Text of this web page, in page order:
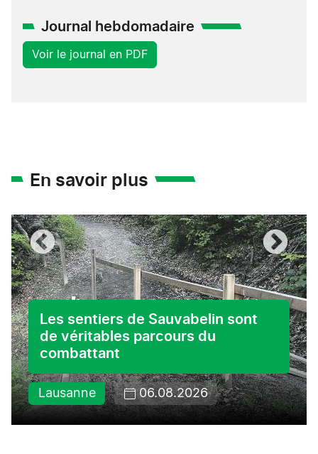
Journal hebdomadaire
Voir le journal en PDF
En savoir plus
Les sentiers de Sauvabelin sont
de véritables parcours du
combattant
Lausanne 06.08.2026